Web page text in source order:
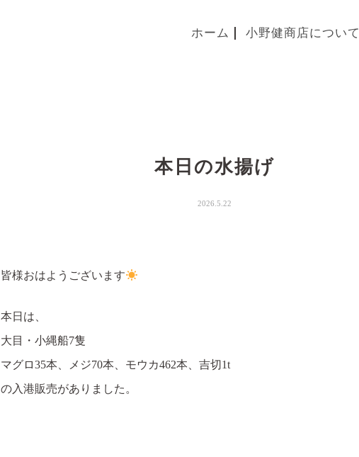
ホーム 小野健商店について
本日の水揚げ
2026.5.22
皆様おはようございます
本日は、
大目・小縄船7隻
マグロ35本、メジ70本、モウカ462本、吉切1t
の入港販売がありました。